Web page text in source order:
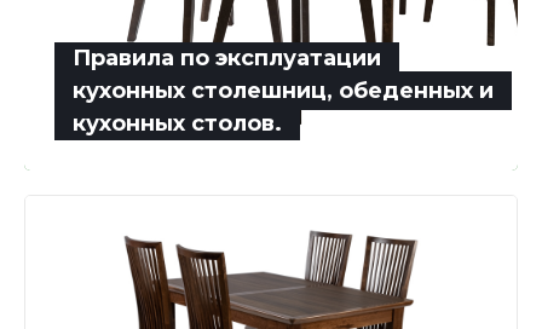
Правила по эксплуатации
кухонных столешниц, обеденных и
кухонных столов.